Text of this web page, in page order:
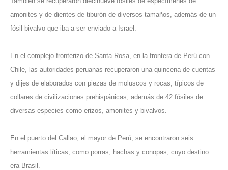
amonites y de dientes de tiburón de diversos tamaños, además de un
fósil bivalvo que iba a ser enviado a Israel.
En el complejo fronterizo de Santa Rosa, en la frontera de Perú con
Chile, las autoridades peruanas recuperaron una quincena de cuentas
y dijes de elaborados con piezas de moluscos y rocas, típicos de
collares de civilizaciones prehispánicas, además de 42 fósiles de
diversas especies como erizos, amonites y bivalvos.
En el puerto del Callao, el mayor de Perú, se encontraron seis
herramientas líticas, como porras, hachas y conopas, cuyo destino
era Brasil.